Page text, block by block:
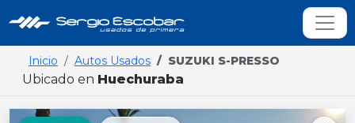
Inicio Autos Usados SUZUKI S-PRESSO
Ubicado en Huechuraba